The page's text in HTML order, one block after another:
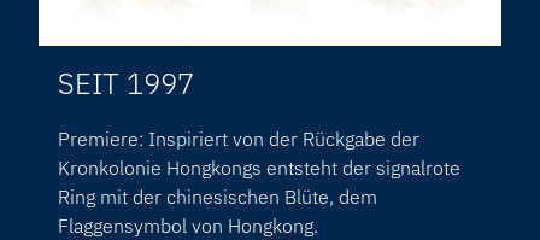
SEIT 1997
Premiere: Inspiriert von der Rückgabe der
Kronkolonie Hongkongs entsteht der signalrote
Ring mit der chinesischen Blüte, dem
Flaggensymbol von Hongkong.